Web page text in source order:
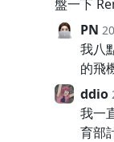
盤一下
PN
我八
的飛
ddio
我一
育部